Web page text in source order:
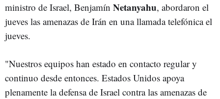
ministro de Israel, Benjamín Netanyahu, abordaron el
jueves las amenazas de Irán en una llamada telefónica el
jueves.
"Nuestros equipos han estado en contacto regular y
continuo desde entonces. Estados Unidos apoya
plenamente la defensa de Israel contra las amenazas de